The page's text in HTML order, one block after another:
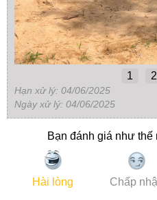
1 2
Hạn xử lý: 04/06/2025
Ngày xử lý: 04/06/2025
Bạn đánh giá như
Hài lòng Chấp